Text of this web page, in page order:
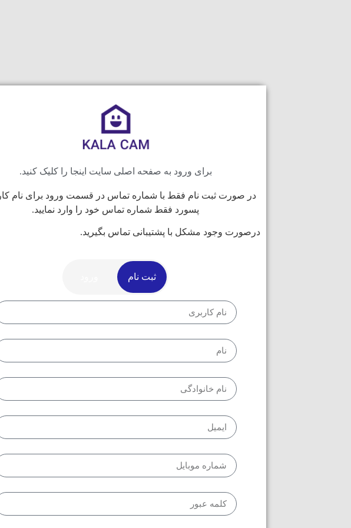
برای ورود به صفحه اصلی سایت اینجا را کلیک کنید.
در صورت ثبت نام فقط با شماره تماس در قسمت ورود برای نام
پسورد فقط شماره تماس خود را وارد نمایید.
درصورت وجود مشکل با پشتیبانی تماس بگیرید.
ثبت نام
مرا به خاطر بسپار
ورود